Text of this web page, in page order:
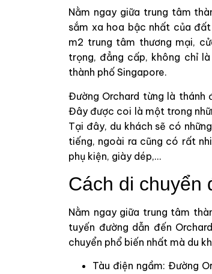
Nằm ngay giữa trung tâm
sắm xa hoa bậc nhất của
m2 trung tâm thương mại,
trọng, đẳng cấp, không chỉ
thành phố Singapore.
Đường Orchard từng là thánh
Đây được coi là một trong
Tại đây, du khách sẽ có
tiếng, ngoài ra cũng có rất
phụ kiện, giày dép,…
Cách di chuyển
Nằm ngay giữa trung tâm
tuyến đường dẫn đến
chuyển phổ biến nhất mà du
Tàu điện ngầm: Đường